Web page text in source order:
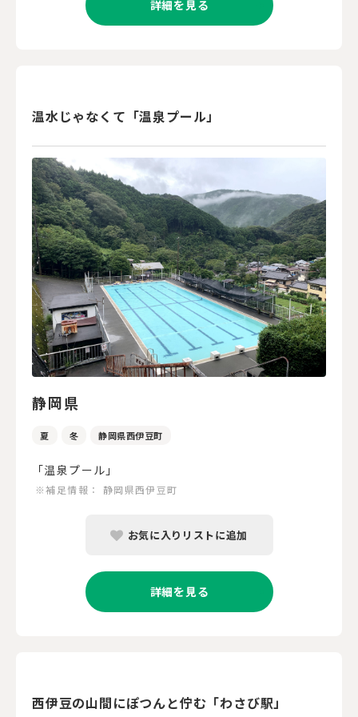
詳細を見る
温水じゃなくて「温泉プール」
静岡県
夏 冬 静岡県西伊豆町
「温泉プール」
※補足情報： 静岡県西伊豆町
お気に入りリストに追加
詳細を見る
西伊豆の山間にぽつんと佇む「わさび駅」